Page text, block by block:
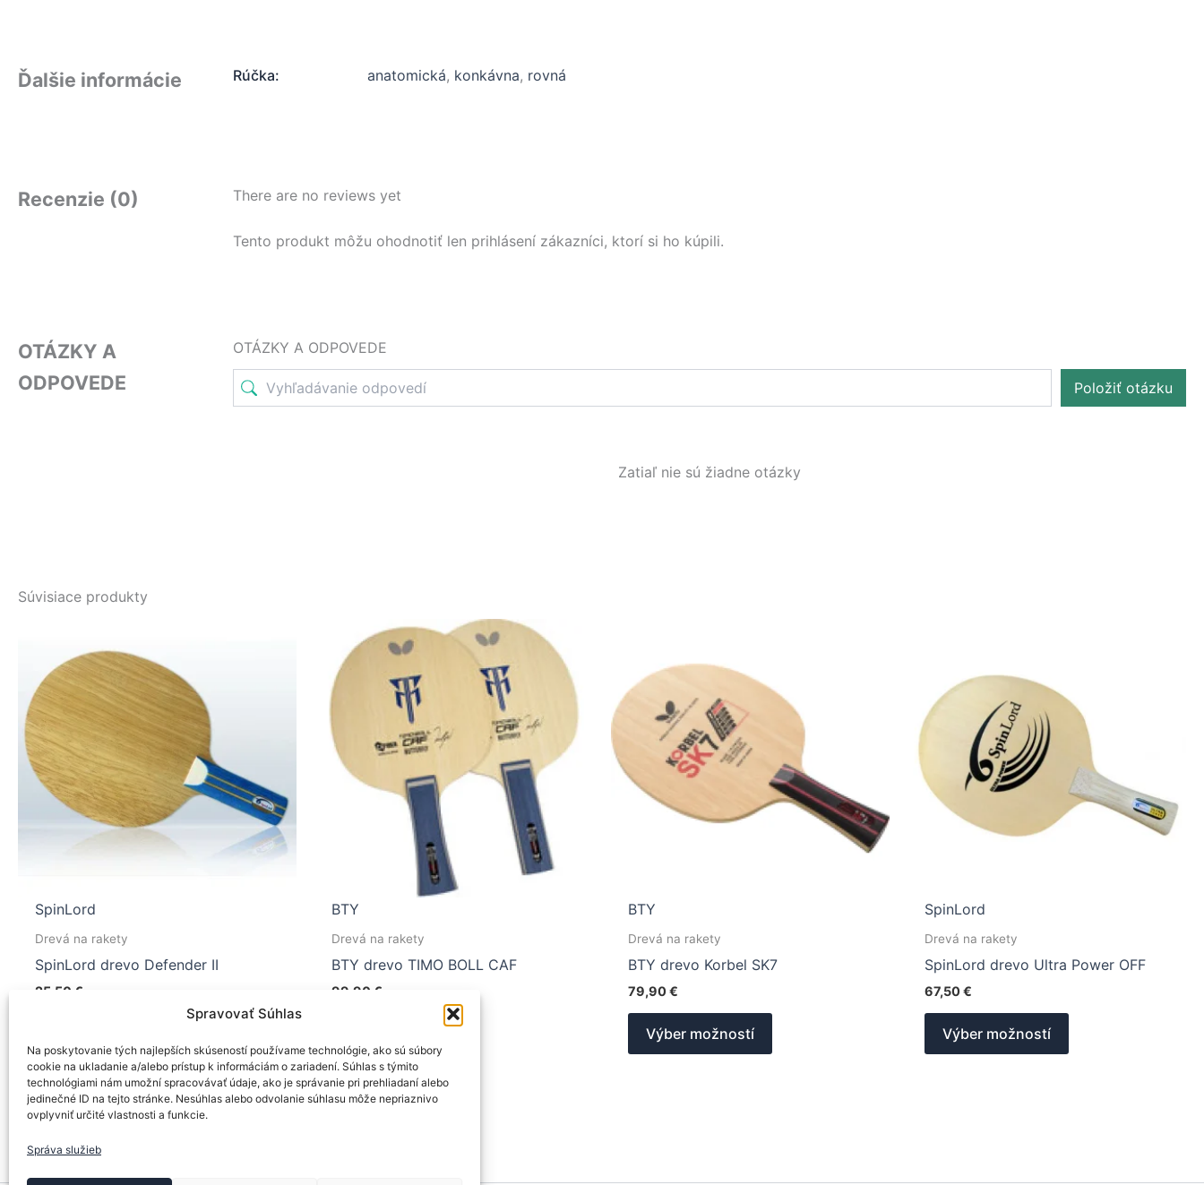
Spravovať Súhlas
Na poskytovanie tých najlepších skúseností používame technológie, ako sú súbory
cookie na ukladanie a/alebo prístup k informáciám o zariadení. Súhlas s týmito
technológiami nám umožní spracovávať údaje, ako je správanie pri prehliadaní alebo
jedinečné ID na tejto stránke. Nesúhlas alebo odvolanie súhlasu môže nepriaznivo
ovplyvniť určité vlastnosti a funkcie.
Správa služieb
Ďalšie informácie Rúčka: anatomická, konkávna, rovná
Recenzie (0) There are no reviews yet
Tento produkt môžu ohodnotiť len prihlásení zákazníci, ktorí si ho kúpili.
OTÁZKY A
ODPOVEDE
OTÁZKY A ODPOVEDE
Položiť otázku
Zatiaľ nie sú žiadne otázky
Súvisiace produkty
SpinLord
Drevá na rakety
SpinLord drevo Defender II
25,50 €
Tento
má
viacero
variantov.
BTY
Drevá na rakety
BTY drevo TIMO BOLL CAF
99,90 €
môžete
BTY
Drevá na rakety
BTY drevo Korbel SK7
79,90€
Výber možností
Tento
môžete
SpinLord
Drevá na rakety
SpinLord drevo Ultra Power OFF
67,50€
Výber možností
Tento
môžete